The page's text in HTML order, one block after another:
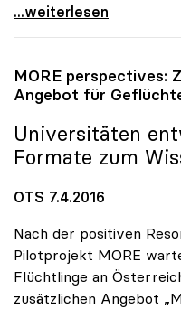
Unis von Finanzrahmen
...weiterlesen
MORE perspectives:
Angebot für
Universitäten
Formate zum
OTS 7.4.2016
Nach der positiven
Pilotprojekt MORE
Flüchtlinge an
zusätzlichen Angebot